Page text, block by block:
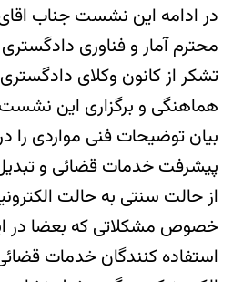
در ادامه این نشست جناب
محترم آمار و فناوری
تشکر از کانون وکلای
هماهنگی و برگزاری این
بیان توضیحات فنی مواردی
پیشرفت خدمات قضائی و
از حالت سنتی به حالت
خصوص مشکلاتی که بعضا در
استفاده کنندگان خدمات